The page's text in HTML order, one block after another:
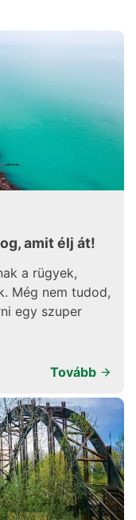
amit élj át!
a rügyek,
Még nem tudod,
egy szuper
Tovább